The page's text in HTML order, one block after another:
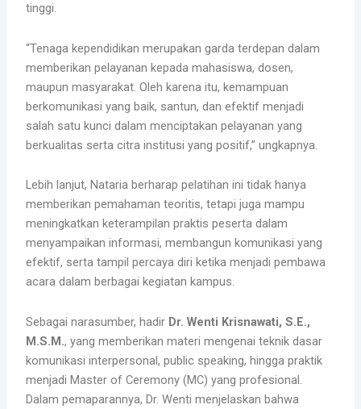
tinggi.
“Tenaga kependidikan merupakan garda terdepan dalam
memberikan pelayanan kepada mahasiswa, dosen,
maupun masyarakat. Oleh karena itu, kemampuan
berkomunikasi yang baik, santun, dan efektif menjadi
salah satu kunci dalam menciptakan pelayanan yang
berkualitas serta citra institusi yang positif,” ungkapnya.
Lebih lanjut, Nataria berharap pelatihan ini tidak hanya
memberikan pemahaman teoritis, tetapi juga mampu
meningkatkan keterampilan praktis peserta dalam
menyampaikan informasi, membangun komunikasi yang
efektif, serta tampil percaya diri ketika menjadi pembawa
acara dalam berbagai kegiatan kampus.
Sebagai narasumber, hadir Dr. Wenti Krisnawati, S.E.,
M.S.M., yang memberikan materi mengenai teknik dasar
komunikasi interpersonal, public speaking, hingga praktik
menjadi Master of Ceremony (MC) yang profesional.
Dalam pemaparannya, Dr. Wenti menjelaskan bahwa